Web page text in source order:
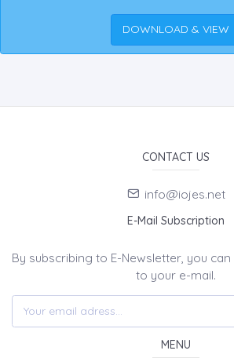
DOWNLOAD & VIEW
CONTACT US
info@iojes.net
E-Mail Subscription
By subscribing to E-Newsletter, you
to your e-mail.
MENU